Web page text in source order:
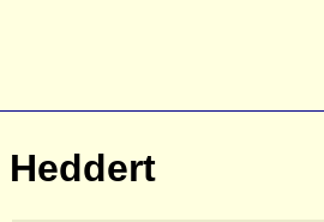
Heddert